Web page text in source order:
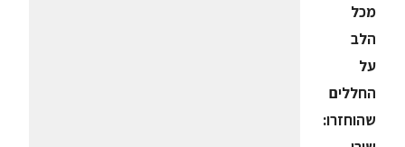
מכל
הלב
על
החללים
שהוחזרו: